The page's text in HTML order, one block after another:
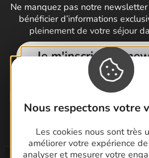
Nous respectons votre
Les cookies nous sont très
améliorer votre expérience
analyser et mesurer votre
Ne manquez pas notre
bénéficier d’informations
pleinement de votre séjour
Je m'inscris à la